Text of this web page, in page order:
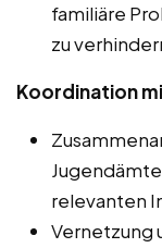
familiäre
zu
Koordination
relevanten
Vernetzung